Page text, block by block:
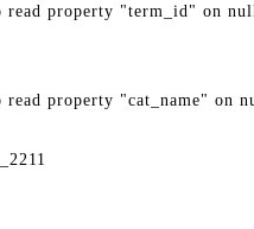
read property "term_id" on
read property "cat_name" on